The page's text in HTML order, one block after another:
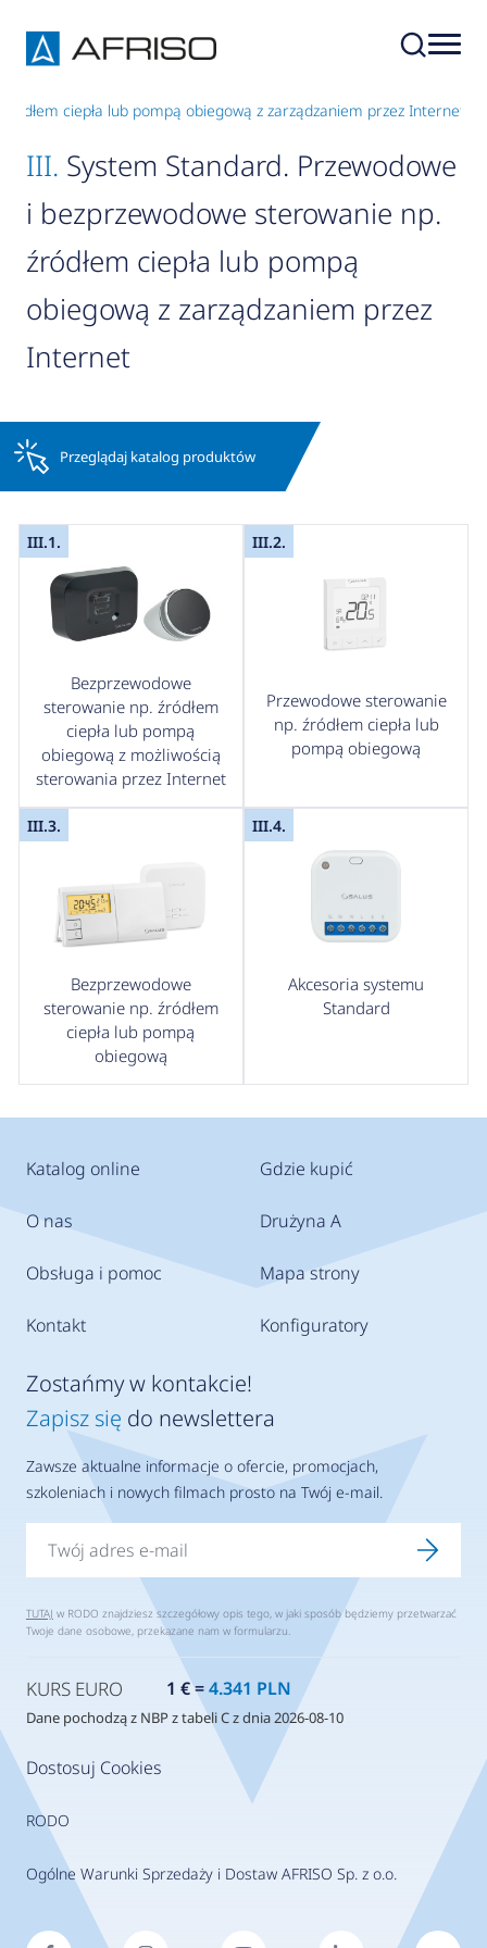
ciepła lub pompą obiegową z zarządzaniem przez Internet
III. System Standard. Przewodowe
i bezprzewodowe sterowanie np.
źródłem ciepła lub pompą
obiegową z zarządzaniem przez
Internet
Przeglądaj katalog produktów
III.1.
Bezprzewodowe
sterowanie np. źródłem
ciepła lub pompą
obiegową z możliwością
sterowania przez Internet
III.2.
Przewodowe sterowanie
np. źródłem ciepła lub
pompą obiegową
III.3.
Bezprzewodowe
sterowanie np. źródłem
ciepła lub pompą
obiegową
III.4.
Akcesoria systemu
Standard
Katalog online
O nas
Obsługa i pomoc
Kontakt
Gdzie kupić
Drużyna A
Mapa strony
Konfiguratory
Dostosuj Cookies
RODO
Ogólne Warunki Sprzedaży i Dostaw AFRISO Sp. z o.o.
Zostańmy w kontakcie!
Zapisz się do newslettera
Zawsze aktualne informacje o ofercie, promocjach,
szkoleniach i nowych filmach prosto na Twój e-mail.
TUTAJ w RODO znajdziesz szczegółowy opis tego, w jaki sposób będziemy przetwarzać
Twoje dane osobowe, przekazane nam w formularzu.
KURS EURO 1 € =4.341 PLN
Dane pochodzą z NBP z tabeli C z dnia 2026-08-10